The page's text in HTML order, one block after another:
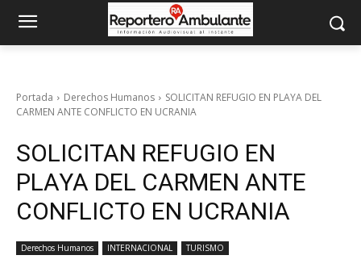
Portada Derechos Humanos
SOLICITAN REFUGIO EN PLAYA DEL
CARMEN ANTE CONFLICTO EN UCRANIA
SOLICITAN REFUGIO EN
PLAYA DEL CARMEN ANTE
CONFLICTO EN UCRANIA
Derechos Humanos INTERNACIONAL TURISMO